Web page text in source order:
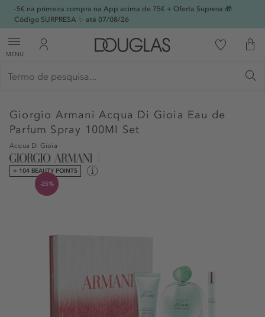
-5€ na primeira compra na App acima de 75€ + Oferta Supresa 🎁
Código SURPRESA ✨ até 07/08/26
MENU
Giorgio Armani Acqua Di Gioia Eau de
Parfum Spray 100Ml Set
Acqua Di Gioia
+ 104 BEAUTY POINTS
-25%